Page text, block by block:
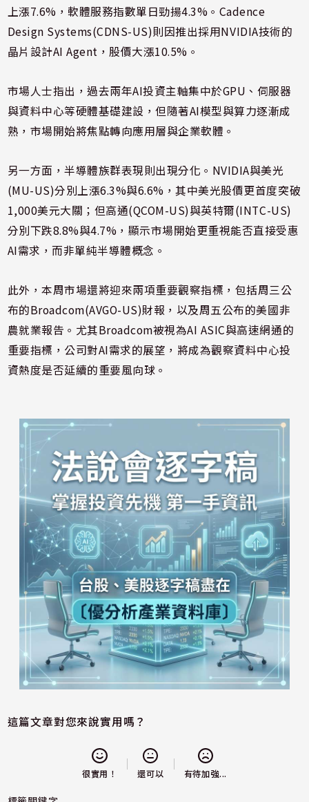
上漲7.6%，軟體服務指數單日勁揚4.3%。Cadence
Design Systems(CDNS-US)則因推出採用NVIDIA技術的
晶片設計AI Agent，股價大漲10.5%。
市場人士指出，過去兩年AI投資主軸集中於GPU、伺服器
與資料中心等硬體基礎建設，但隨著AI模型與算力逐漸成
熟，市場開始將焦點轉向應用層與企業軟體。
另一方面，半導體族群表現則出現分化。NVIDIA與美光
(MU-US)分別上漲6.3%與6.6%，其中美光股價更首度突破
1,000美元大關；但高通(QCOM-US)與英特爾(INTC-US)
分別下跌8.8%與4.7%，顯示市場開始更重視能否直接受惠
AI需求，而非單純半導體概念。
此外，本周市場還將迎來兩項重要觀察指標，包括周三公
布的Broadcom(AVGO-US)財報，以及周五公布的美國非
農就業報告。尤其Broadcom被視為AI ASIC與高速網通的
重要指標，公司對AI需求的展望，將成為觀察資料中心投
資熱度是否延續的重要風向球。
這篇文章對您來說實用嗎？
很實用！ 還可以 有待加強...